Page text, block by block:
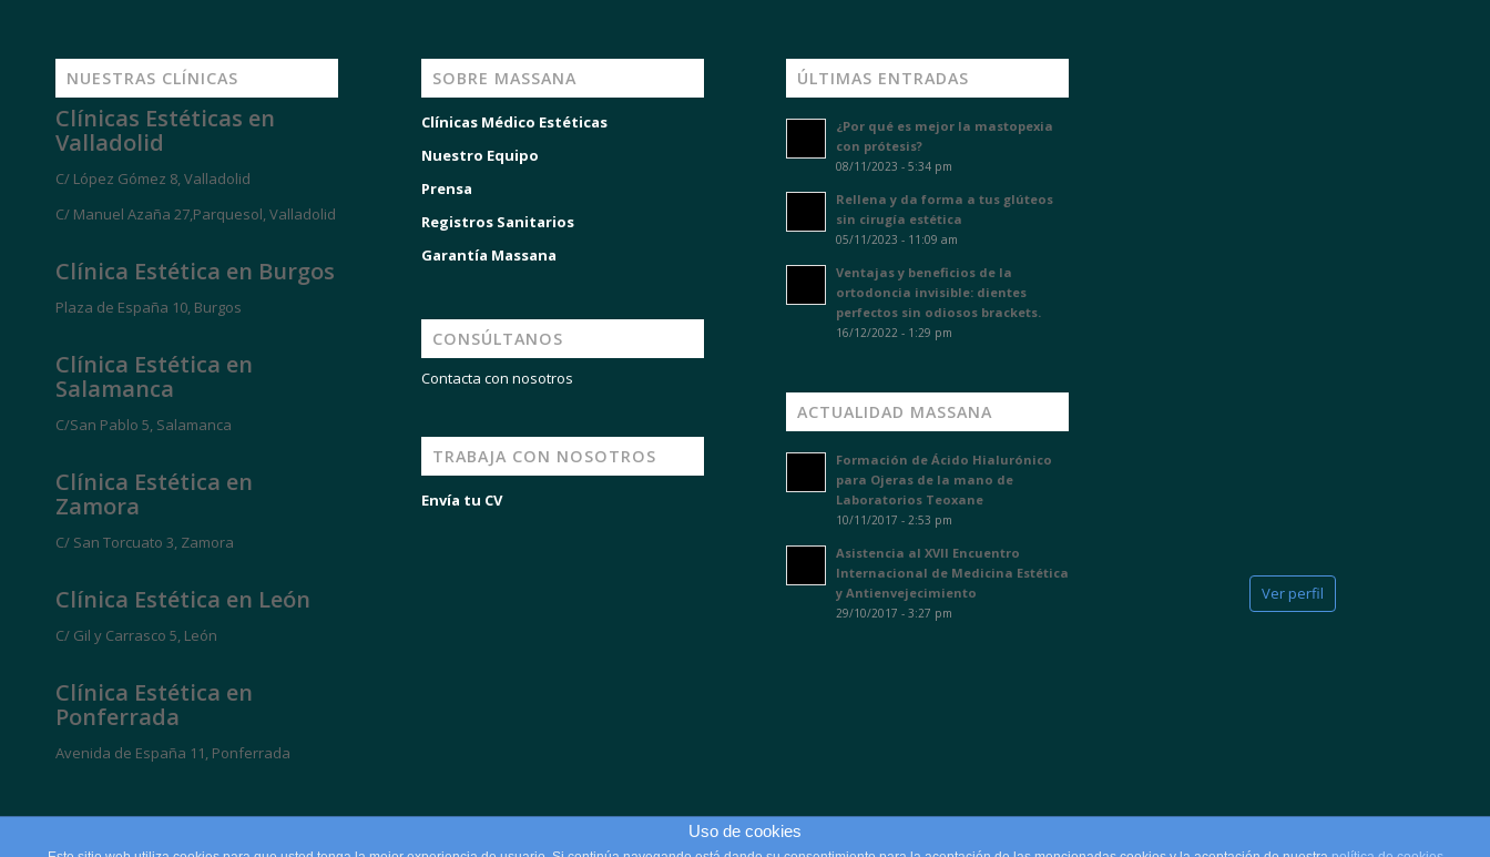
NUESTRAS CLÍNICAS
Clínicas Estéticas en
Valladolid
C/ López Gómez 8, Valladolid
C/ Manuel Azaña 27,Parquesol, Valladolid
Clínica Estética en Burgos
Plaza de España 10, Burgos
Clínica Estética en
Salamanca
C/San Pablo 5, Salamanca
Clínica Estética en
Zamora
C/ San Torcuato 3, Zamora
Clínica Estética en León
C/ Gil y Carrasco 5, León
Clínica Estética en
Ponferrada
Avenida de España 11, Ponferrada
SOBRE MASSANA
Clínicas Médico Estéticas
Nuestro Equipo
Prensa
Registros Sanitarios
Garantía Massana
CONSÚLTANOS
Contacta con nosotros
TRABAJA CON NOSOTROS
Envía tu CV
ÚLTIMAS ENTRADAS
¿Por qué es mejor la mastopexia
con prótesis?
08/11/2023 - 5:34 pm
Rellena y da forma a tus glúteos
sin cirugía estética
05/11/2023 - 11:09 am
Ventajas y beneficios de la
ortodoncia invisible: dientes
perfectos sin odiosos brackets.
16/12/2022 - 1:29 pm
ACTUALIDAD MASSANA
Formación de Ácido Hialurónico
para Ojeras de la mano de
Laboratorios Teoxane
10/11/2017 - 2:53 pm
Asistencia al XVII Encuentro
Internacional de Medicina Estética
y Antienvejecimiento
29/10/2017 - 3:27 pm
Ver perfil
Uso de cookies